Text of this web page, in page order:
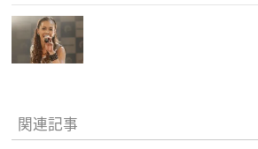
関連記事